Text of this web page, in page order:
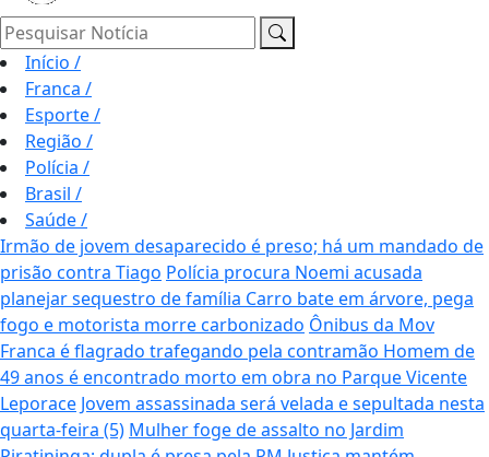
Pesquisar Notícia
Início /
Franca /
Esporte/
Região /
Polícia /
Brasil /
Saúde/
Irmão de jovem desaparecido é preso; há um mandado de
prisão contra Tiago Polícia procura Noemi acusada
planejar sequestro de família Carro bate em árvore, pega
fogo e motorista morre carbonizado Ônibus da Mov
Franca é flagrado trafegando pela contramão Homem de
49 anos é encontrado morto em obra no Parque Vicente
Leporace Jovem assassinada será velada e sepultada nesta
quarta-feira (5) Mulher foge de assalto no Jardim